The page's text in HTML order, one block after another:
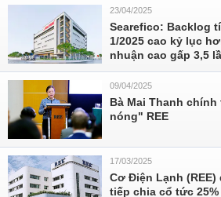
23/04/2025
Searefico: Backlog
1/2025 cao kỷ lục
nhuận cao gấp 3,5
09/04/2025
Bà Mai Thanh
nóng" REE
17/03/2025
Cơ Điện Lạnh
tiếp chia cổ tức 25%